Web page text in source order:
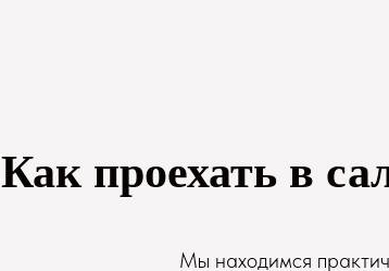
Как проехать в
Мы находимся